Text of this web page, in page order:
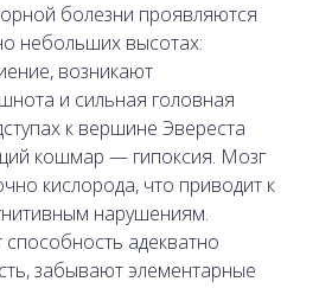
болезни проявляются
небольших высотах:
возникают
и сильная головная
к вершине Эвереста
кошмар — гипоксия. Мозг
кислорода, что приводит к
нарушениям.
адекватно
забывают элементарные